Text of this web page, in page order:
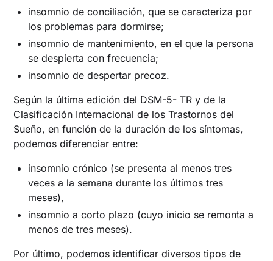
insomnio de conciliación, que se caracteriza por
los problemas para dormirse;
insomnio de mantenimiento, en el que la persona
se despierta con frecuencia;
insomnio de despertar precoz.
Según la última edición del DSM-5- TR y de la
Clasificación Internacional de los Trastornos del
Sueño, en función de la duración de los síntomas,
podemos diferenciar entre:
insomnio crónico (se presenta al menos tres
veces a la semana durante los últimos tres
meses),
insomnio a corto plazo (cuyo inicio se remonta a
menos de tres meses).
Por último, podemos identificar diversos tipos de